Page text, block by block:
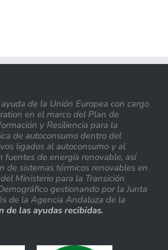
de la Unión Europea con cargo
en el marco del Plan de
y Resiliencia para la
de autoconsumo dentro del
ligados al autoconsumo y al
fuentes de energía renovable, así
de sistemas térmicos renovables en
Ministerio para la Transición
gestionando por la Junta
de la Agencia Andaluza de la
de las ayudas recibidas.